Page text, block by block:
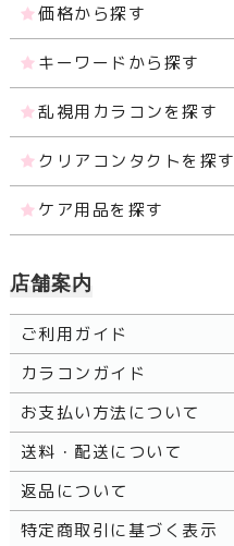
価格から探す
キーワードから探す
乱視用カラコンを探す
クリアコンタクトを探す
ケア用品を探す
店舗案内
ご利用ガイド
カラコンガイド
お支払い方法について
送料・配送について
返品について
特定商取引に基づく表示